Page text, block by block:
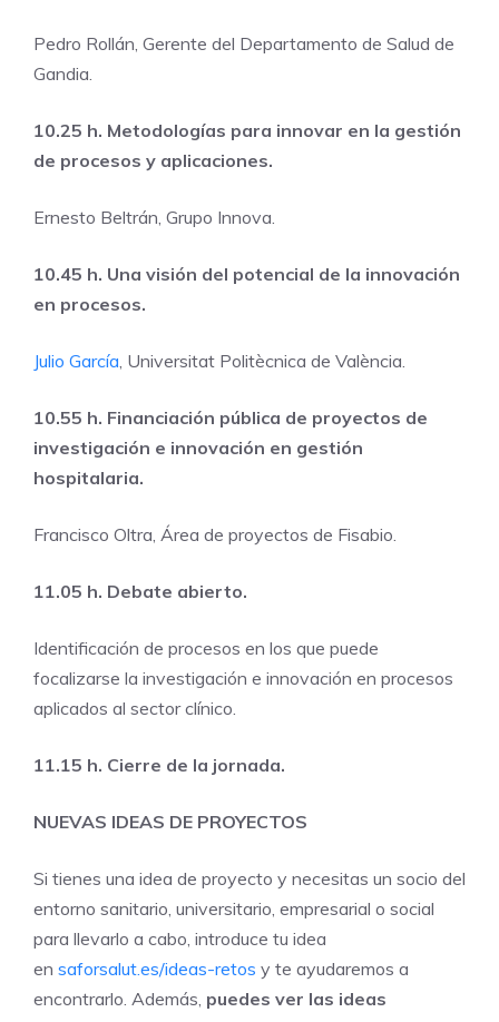
Pedro Rollán, Gerente del Departamento de Salud de
Gandia.
10.25 h. Metodologías para innovar en la gestión
de procesos y aplicaciones.
Ernesto Beltrán, Grupo Innova.
10.45 h. Una visión del potencial de la innovación
en procesos.
Julio García , Universitat Politècnica de València.
10.55 h. Financiación pública de proyectos de
investigación e innovación en gestión
hospitalaria.
Francisco Oltra, Área de proyectos de Fisabio.
11.05 h. Debate abierto.
Identificación de procesos en los que puede
focalizarse la investigación e innovación en procesos
aplicados al sector clínico.
11.15 h. Cierre de la jornada.
NUEVAS IDEAS DE PROYECTOS
Si tienes una idea de proyecto y necesitas un socio del
entorno sanitario, universitario, empresarial o social
para llevarlo a cabo, introduce tu idea
en saforsalut.es/ideas-retos y te ayudaremos a
encontrarlo. Además, puedes ver las ideas